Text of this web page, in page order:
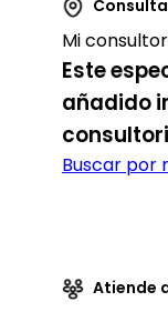
Mi
Este
añadido
Buscar por
Atiende